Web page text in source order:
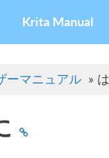
Krita Manual
ーマニュアル »